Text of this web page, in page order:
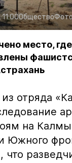
Общество
место,
отряда
на
Южного
что